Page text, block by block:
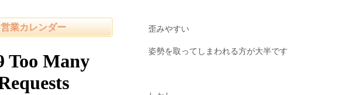
歪みやすい
姿勢を取ってしまわれる方が大半です
営業カレンダー